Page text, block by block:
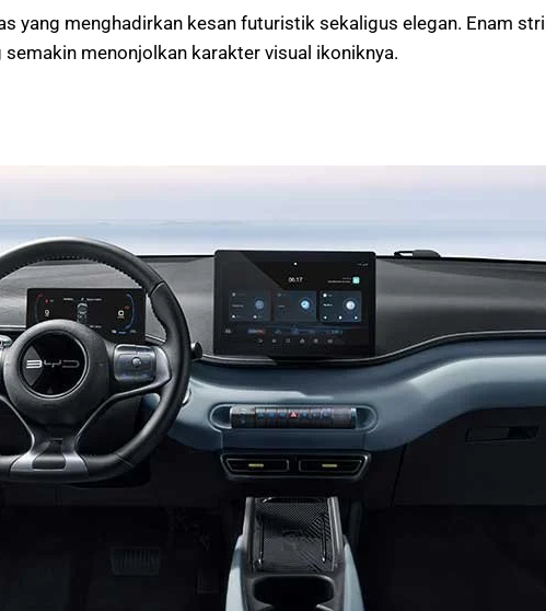
yang menghadirkan kesan futuristik sekaligus elegan. Enam
menonjolkan karakter visual ikoniknya.